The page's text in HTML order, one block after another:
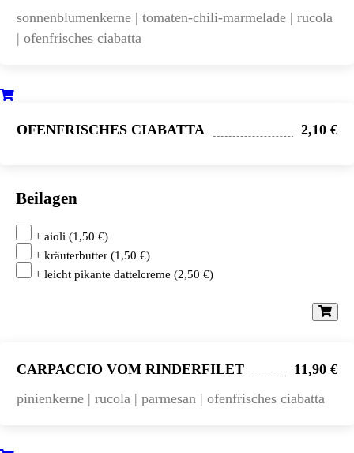
sonnenblumenkerne | tomaten-chili-marmelade | rucola
| ofenfrisches ciabatta
OFENFRISCHES CIABATTA 2,10 €
Beilagen
+ aioli (1,50 €)
+ kräuterbutter (1,50 €)
+ leicht pikante dattelcreme (2,50 €)
CARPACCIO VOM RINDERFILET
11,90 €
pinienkerne | rucola | parmesan | ofenfrisches ciabatta